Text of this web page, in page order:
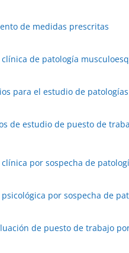
de medidas prescritas
de patología
para el estudio de
de estudio de puesto de
clínica por sospecha de
por sospecha de
de puesto de trabajo